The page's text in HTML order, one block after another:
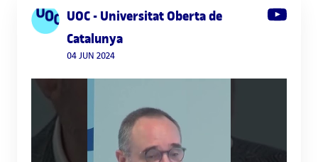
vida para que estudiemos cómodamente. Yo estudio el
Grado de Comunicación con ellos, y estoy seguro que
también hay un curso para tí 😉
UOC - Universitat Oberta de
Catalunya
04 JUN 2024